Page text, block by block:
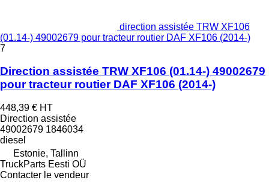
direction assistée TRW XF106
(01.14-) 49002679 pour tracteur routier DAF XF106 (2014-)
7
Direction assistée TRW XF106 (01.14-) 49002679
pour tracteur routier DAF XF106 (2014-)
448,39 € HT
Direction assistée
49002679 1846034
diesel
Estonie, Tallinn
TruckParts Eesti OÜ
Contacter le vendeur